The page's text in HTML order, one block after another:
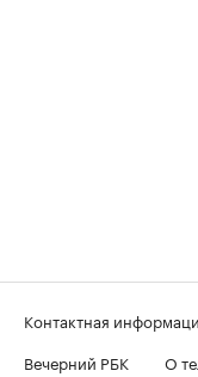
Контактная
Вечерний РБК
О